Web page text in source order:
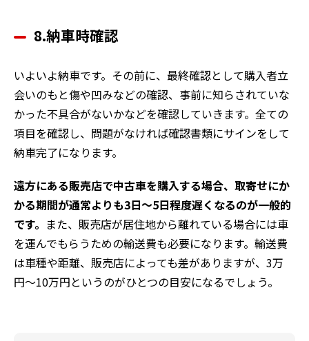
8.納車時確認
いよいよ納車です。その前に、最終確認として購入者立
会いのもと傷や凹みなどの確認、事前に知らされていな
かった不具合がないかなどを確認していきます。全ての
項目を確認し、問題がなければ確認書類にサインをして
納車完了になります。
遠方にある販売店で中古車を購入する場合、取寄せにか
かる期間が通常よりも3日〜5日程度遅くなるのが一般的
です。 また、販売店が居住地から離れている場合には車
を運んでもらうための輸送費も必要になります。輸送費
は車種や距離、販売店によっても差がありますが、3万
円〜10万円というのがひとつの目安になるでしょう。